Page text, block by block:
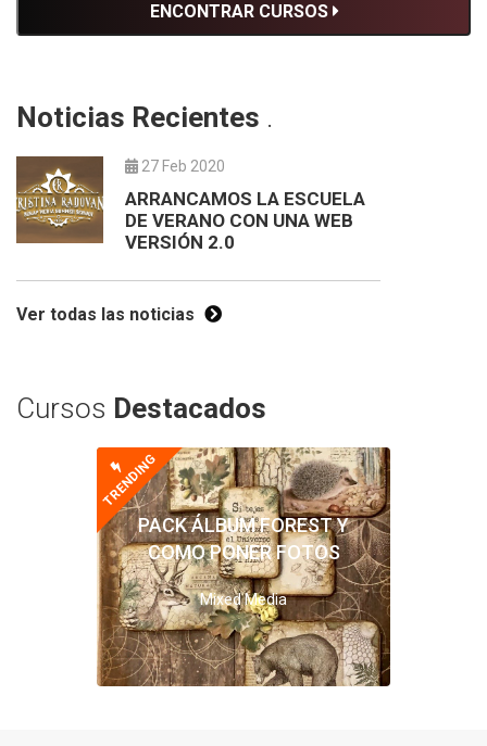
ENCONTRAR CURSOS
Noticias Recientes .
27 Feb 2020
ARRANCAMOS LA ESCUELA
DE VERANO CON UNA WEB
VERSIÓN 2.0
Ver todas las noticias
Cursos Destacados
TRENDING
PACK ÁLBUM FOREST Y
COMO PONER FOTOS
Mixed Media